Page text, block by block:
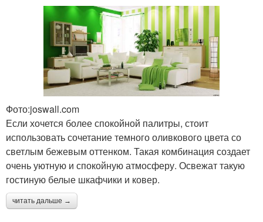
Фото:joswall.com
Если хочется более спокойной палитры, стоит
использовать сочетание темного оливкового цвета со
светлым бежевым оттенком. Такая комбинация создает
очень уютную и спокойную атмосферу. Освежат такую
гостиную белые шкафчики и ковер.
читать дальше →